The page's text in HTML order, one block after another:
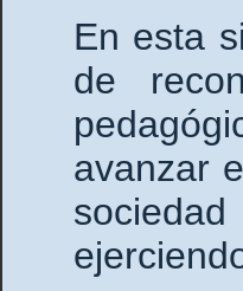
En esta
de
avanzar